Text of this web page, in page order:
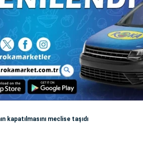
kapatılmasını meclise taşıdı